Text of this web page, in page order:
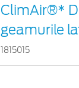
ClimAir®*
geamurile
1815015